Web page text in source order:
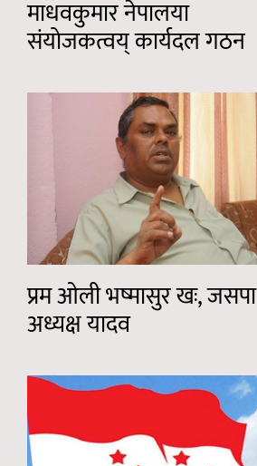
माधवकुमार नेपालया
संयोजकत्वय् कार्यदल गठन
प्रम ओली भष्मासुर खः, जसपा
अध्यक्ष यादव